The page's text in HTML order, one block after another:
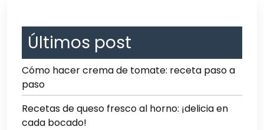
Últimos post
Cómo hacer crema de tomate: receta paso a
paso
Recetas de queso fresco al horno: ¡delicia en
cada bocado!